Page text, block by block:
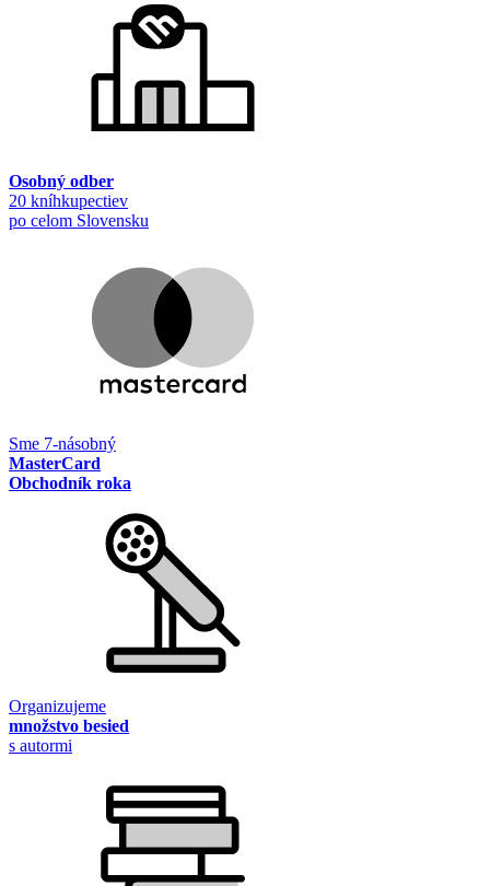
Osobný odber
20 kníhkupectiev
po celom Slovensku
Sme 7-násobný
MasterCard
Obchodník roka
Organizujeme
množstvo besied
s autormi